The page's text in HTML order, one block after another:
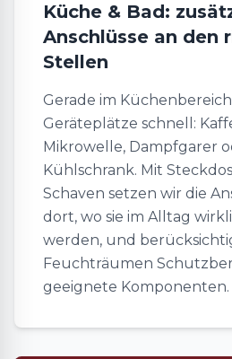
Küche & Bad:
Anschlüsse an den
Stellen
Gerade im
Geräteplätze schnell:
Mikrowelle, Dampfgarer
Kühlschrank. Mit
Schaven setzen wir die
dort, wo sie im Alltag
werden, und
Feuchträumen
geeignete Komponenten.